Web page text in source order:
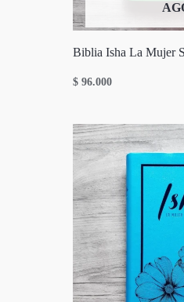
Biblia Isha La Mujer
$ 96.000